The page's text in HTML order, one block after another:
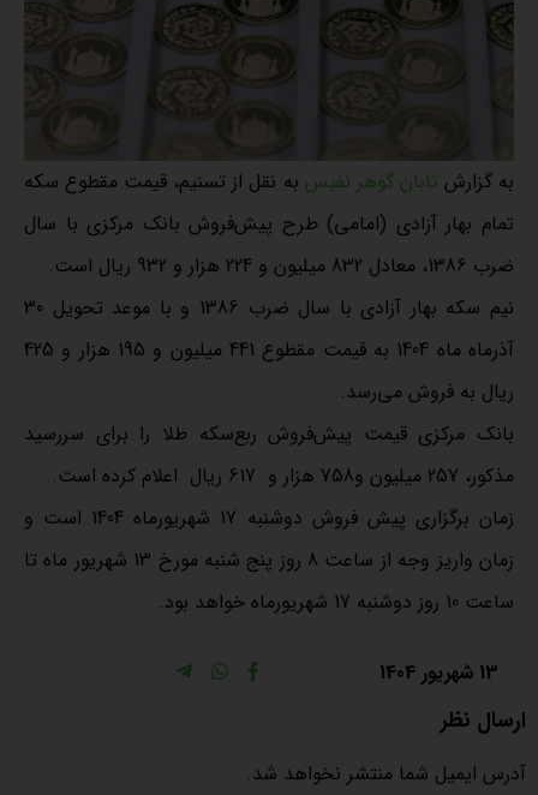
به گزارش تابان گوهر نفیس به نقل از تسنیم، قیمت مقطوع سکه
تمام بهار آزادی (امامی) طرح پیش‌فروش بانک مرکزی با سال
ضرب 1386، معادل 832 میلیون و 224 هزار و 932 ریال است.
نیم سکه بهار آزادی با سال ضرب 1386 و با موعد تحویل 30
آذرماه ماه 1404 به قیمت مقطوع 441 میلیون و 195 هزار و 425
ریال به فروش می‌رسد.
بانک مرکزی قیمت پیش‌فروش ربع‌سکه طلا را برای سررسید
مذکور، 257 میلیون و758 هزار و 617 ریال اعلام کرده است.
زمان برگزاری پیش فروش دوشنبه 17 شهریورماه 1404 است و
زمان واریز وجه از ساعت 8 روز پنج شنبه مورخ 13 شهریور ماه تا
ساعت 10 روز دوشنبه 17 شهریورماه خواهد بود.
13 شهریور 1404
ارسال نظر
آدرس ایمیل شما منتشر نخواهد شد.